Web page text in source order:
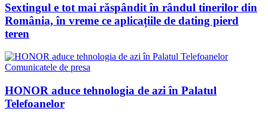
Sextingul e tot mai răspândit în rândul tinerilor din
România, în vreme ce aplicațiile de dating pierd
teren
Comunicatele de presa
HONOR aduce tehnologia de azi în Palatul
Telefoanelor